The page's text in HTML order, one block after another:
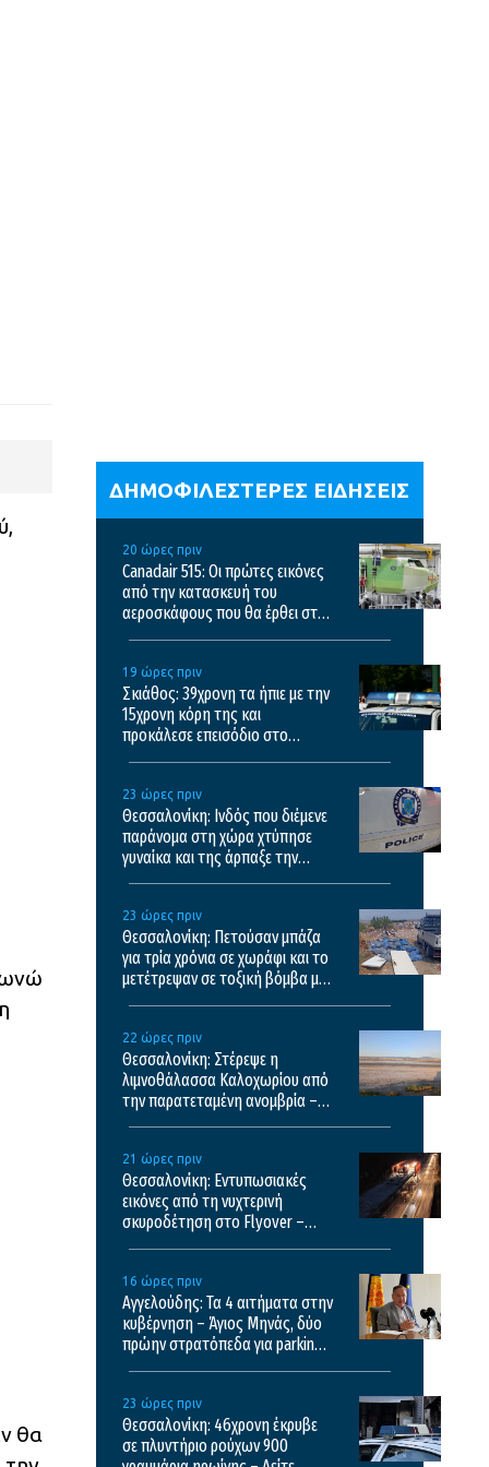
θα
ΔΗΜΟΦΙΛΕΣΤΕΡΕΣ ΕΙΔΗΣΕΙΣ
20 ώρες πριν
Canadair 515: Οι πρώτες εικόνες
από την κατασκευή του
αεροσκάφους που θα έρθει στην
19 ώρες πριν
Σκιάθος: 39χρονη τα ήπιε με την
15χρονη κόρη της και
προκάλεσε επεισόδιο στο
23 ώρες πριν
Θεσσαλονίκη: Ινδός που διέμενε
παράνομα στη χώρα χτύπησε
γυναίκα και της άρπαξε την
23 ώρες πριν
Θεσσαλονίκη: Πετούσαν μπάζα
για τρία χρόνια σε χωράφι και το
μετέτρεψαν σε τοξική βόμβα με
22 ώρες πριν
Θεσσαλονίκη: Στέρεψε η
λιμνοθάλασσα Καλοχωρίου από
την παρατεταμένη ανομβρία –
21 ώρες πριν
Θεσσαλονίκη: Εντυπωσιακές
εικόνες από τη νυχτερινή
σκυροδέτηση στο Flyover –
16 ώρες πριν
Αγγελούδης: Τα 4 αιτήματα στην
κυβέρνηση – Άγιος Μηνάς, δύο
πρώην στρατόπεδα για parking,
23 ώρες πριν
Θεσσαλονίκη: 46χρονη έκρυβε
σε πλυντήριο ρούχων 900